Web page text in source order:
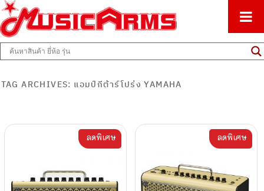
Music Arms
ศูนย์รวมครื่องดนตรีทุกชนิด ตั้งแต่เริ่มต้นถึงมืออาชีพ
TAG ARCHIVES: แอมป์กีต้าร์โปร่ง YAMAHA
ลดพิเศษ ลดพิเศษ